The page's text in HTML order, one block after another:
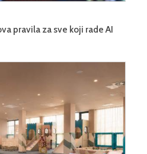
pravila za sve koji rade AI